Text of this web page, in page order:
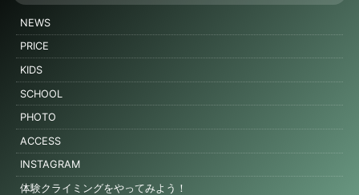
NEWS
PRICE
KIDS
SCHOOL
PHOTO
ACCESS
INSTAGRAM
体験クライミングをやってみよう！